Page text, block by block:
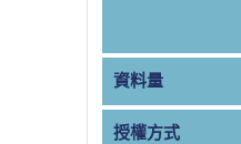
資料量
授權方式